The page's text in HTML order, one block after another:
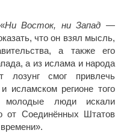
Ни Восток, ни Запад —
что он взял мысль,
а также его
а из ислама и народа
лозунг смог привлечь
исламском регионе того
молодые люди искали
от Соединённых Штатов